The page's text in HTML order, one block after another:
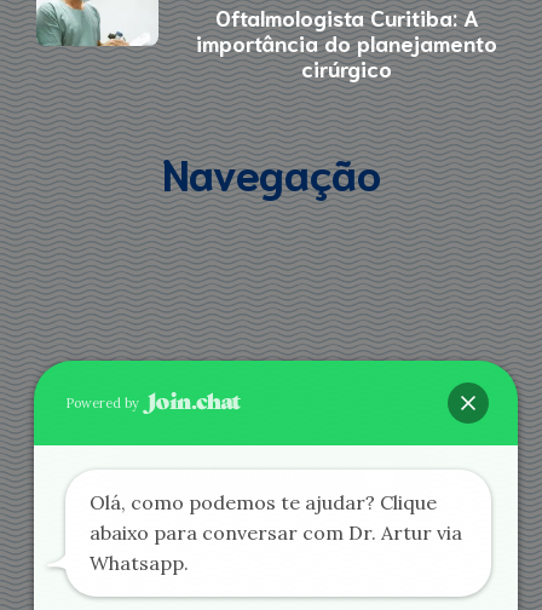
Oftalmologista Curitiba: A
importância do planejamento
cirúrgico
Navegação
Agende via Whatsapp
Powered by
Olá, como podemos te ajudar? Clique
abaixo para conversar com Dr. Artur via
Whatsapp.